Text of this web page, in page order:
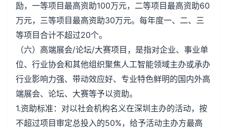
励，一等项目最高资助100万元，二等项目最高资助60
万元，三等项目最高资助30万元。每年度一、二、三
等项目合计不超过20个。
（六）高端展会/论坛/大赛项目，是指对企业、事业单
位、行业协会和其他组织聚焦人工智能领域主办或承办
行业影响力强、带动效应好、专业特色鲜明的国内外高
端展会、论坛、大赛等予以资助。
1.资助标准：对以社会机构名义在深圳主办的活动，按
不超过项目审定总投入的50%，给予活动主办方最高